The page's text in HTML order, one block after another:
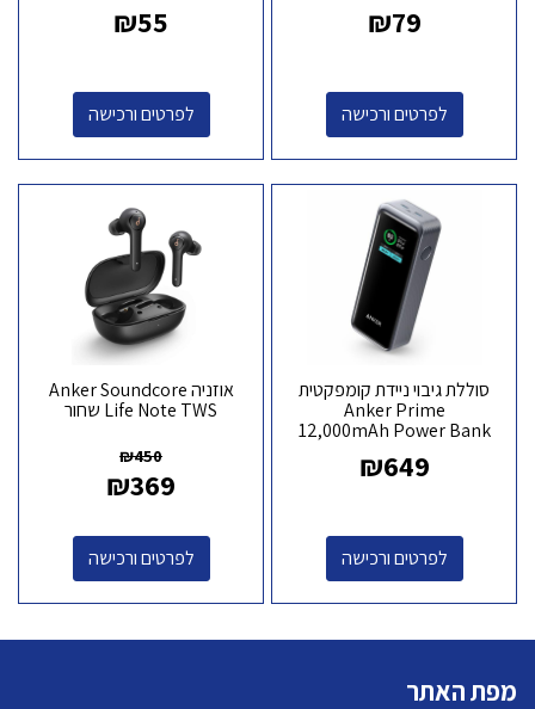
₪79
לפרטים ורכישה
₪55
לפרטים ורכישה
סוללת גיבוי ניידת קומפקטית
Anker Prime
12,000mAh Power Bank
₪649
לפרטים ורכישה
אוזניה Anker Soundcore
Life Note TWS שחור
₪450
₪369
לפרטים ורכישה
מפת האתר